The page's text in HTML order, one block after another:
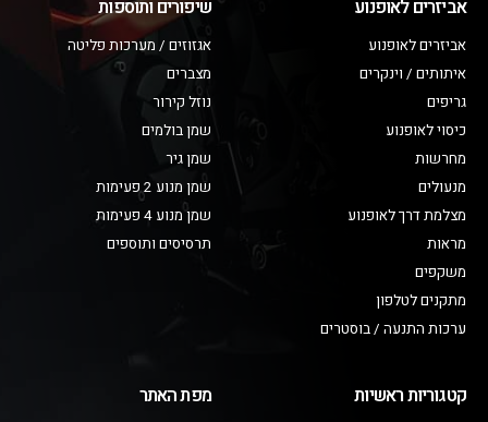
אביזרים לאופנוע
אביזרים לאופנוע
איתותים / וינקרים
גריפים
כיסוי לאופנוע
מחרשות
מנעולים
מצלמת דרך לאופנוע
מראות
משקפים
מתקנים לטלפון
ערכות התנעה / בוסטרים
שיפורים ותוספות
אגזוזים / מערכות פליטה
מצברים
נוזל קירור
שמן בולמים
שמן גיר
שמן מנוע 2 פעימות
שמן מנוע 4 פעימות
תרסיסים ותוספים
קטגוריות ראשיות מפת האתר